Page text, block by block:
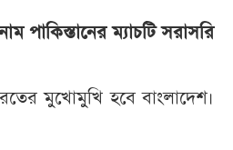
পাকিস্তানের ম্যাচটি সরাসরি
মুখোমুখি হবে বাংলাদেশ।